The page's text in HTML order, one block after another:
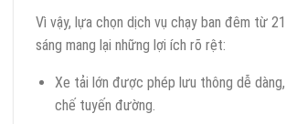
Vì vậy, lựa chọn dịch vụ chạy ban đêm từ
sáng mang lại những lợi ích rõ rệt:
Xe tải lớn được phép lưu thông dễ dàng,
chế tuyến đường.